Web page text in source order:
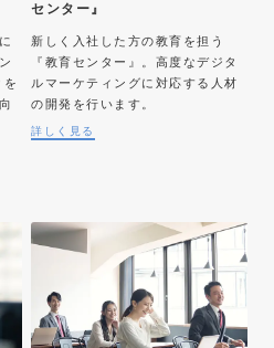
センター』
新しく入社した方の教育を担う
『教育センター』。高度なデジタ
ルマーケティングに対応する人材
の開発を行います。
詳しく見る